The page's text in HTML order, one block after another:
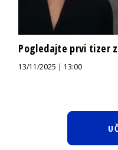
Pogledajte prvi tizer
13/11/2025 | 13:00